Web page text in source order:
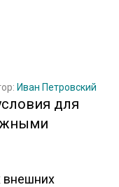
Иван Петровский
для
внешних